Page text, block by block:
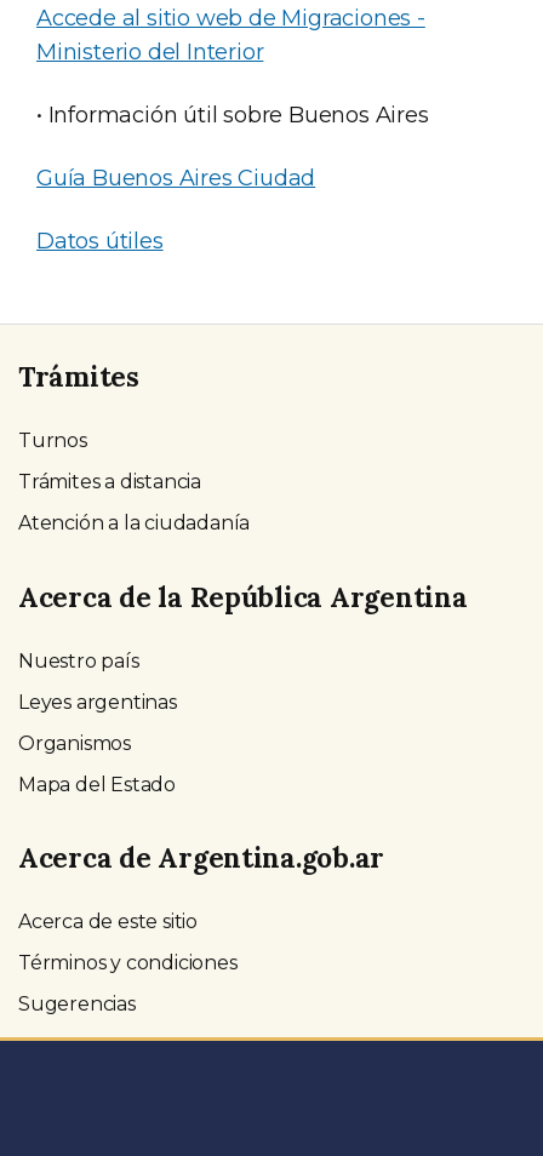
Accede al sitio web de Migraciones -
Ministerio del Interior
• Información útil sobre Buenos Aires
Guía Buenos Aires Ciudad
Datos útiles
Trámites
Turnos
Trámites a distancia
Atención a la ciudadanía
Acerca de la República Argentina
Nuestro país
Leyes argentinas
Organismos
Mapa del Estado
Acerca de Argentina.gob.ar
Acerca de este sitio
Términos y condiciones
Sugerencias